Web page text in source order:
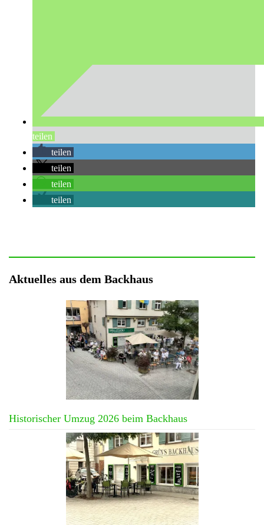
teilen
teilen
teilen
teilen
teilen
Aktuelles aus dem Backhaus
Historischer Umzug 2026 beim Backhaus